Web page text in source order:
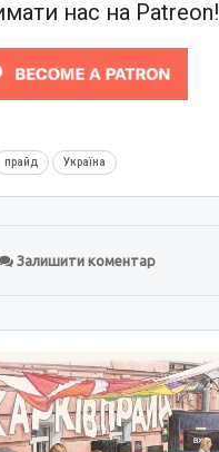
нас на Patreon!
прайд Україна
Залишити коментар